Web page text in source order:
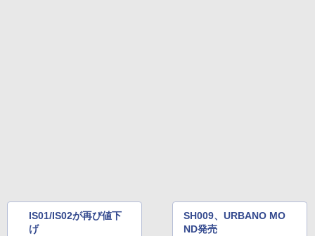
IS01/IS02が再び値下
げ
SH009、URBANO MO
ND発売